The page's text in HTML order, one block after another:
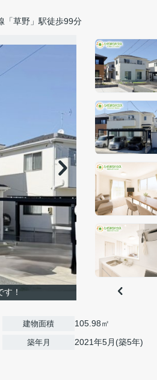
「草野」駅徒歩99分
！
建物面積 105.98㎡
築年月 2021年5月(築5年)